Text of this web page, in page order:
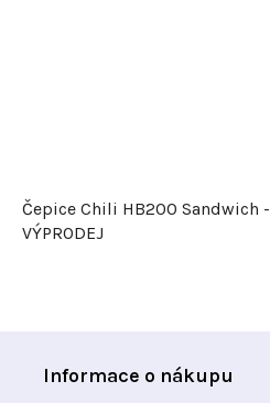
Čepice Chili HB200 Sandwich -
VÝPRODEJ
Informace o nákupu